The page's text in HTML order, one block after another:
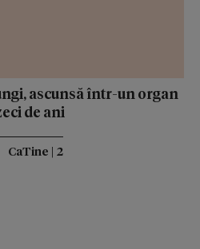
ascunsă într-un organ
de ani
CaTine | 2